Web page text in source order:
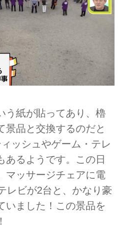
う紙が貼ってあり、櫓
景品と交換するのだと
ッシュやゲーム・テレ
あるようです。この日
マッサージチェアに電
レビが2台と、かなり豪
いました！この景品を